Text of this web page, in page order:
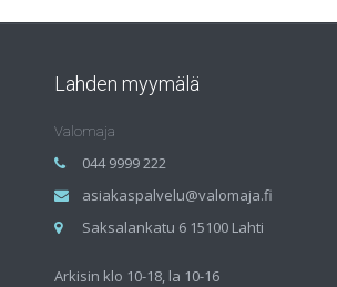
Lahden myymälä
Valomaja
044 9999 222
asiakaspalvelu@valomaja.fi
Saksalankatu 6 15100 Lahti
Arkisin klo 10-18, la 10-16